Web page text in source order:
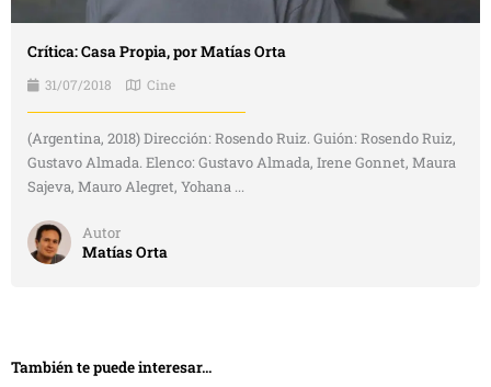
Crítica: Casa Propia, por Matías Orta
31/07/2018 Cine
(Argentina, 2018) Dirección: Rosendo Ruiz. Guión: Rosendo Ruiz,
Gustavo Almada. Elenco: Gustavo Almada, Irene Gonnet, Maura
Sajeva, Mauro Alegret, Yohana ...
Autor
Matías Orta
También te puede interesar...